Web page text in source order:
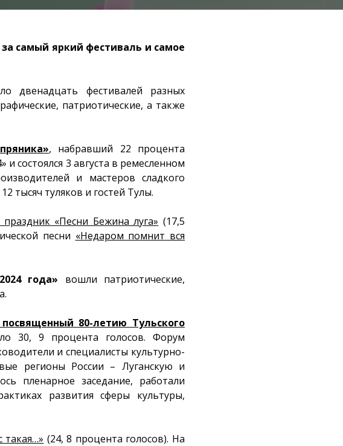
самый яркий фестиваль и самое
двенадцать фестивалей разных
патриотические, а также
, набравший 22 процента
состоялся 3 августа в ремесленном
и мастеров сладкого
тысяч туляков и гостей Тулы.
«Песни Бежина луга» (17,5
песни «Недаром помнит вся
года» вошли патриотические,
80-летию Тульского
30, 9 процента голосов. Форум
и специалисты культурно-
регионы России – Луганскую и
пленарное заседание, работали
развития сферы культуры,
такая…» (24, 8 процента голосов). На